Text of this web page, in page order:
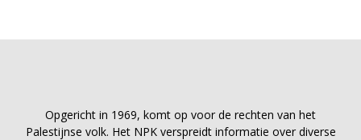
Opgericht in 1969, komt op voor de rechten van het
Palestijnse volk. Het NPK verspreidt informatie over diverse